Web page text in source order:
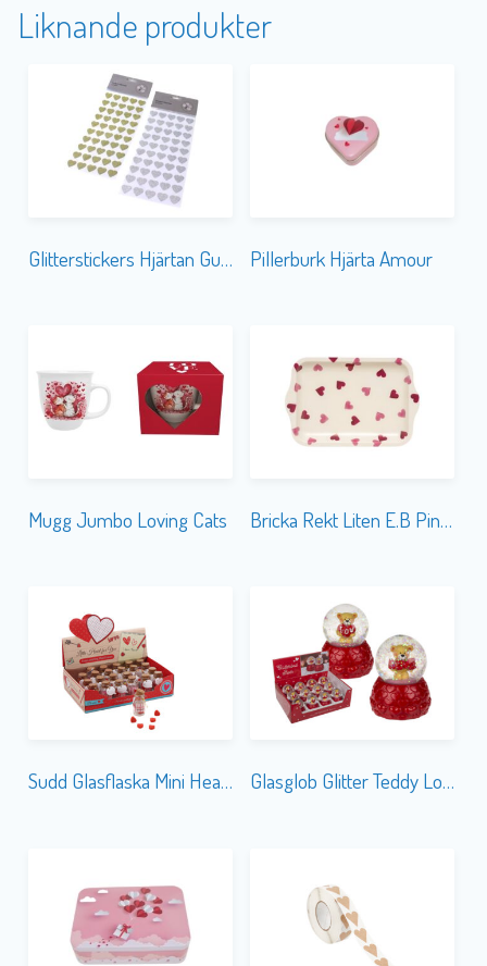
Liknande produkter
Glitterstickers Hjärtan Guld & Silver Pillerburk Hjärta Amour
Mugg Jumbo Loving Cats Bricka Rekt Liten E.B Pink Hearts
Sudd Glasflaska Mini Hearts Glasglob Glitter Teddy Love